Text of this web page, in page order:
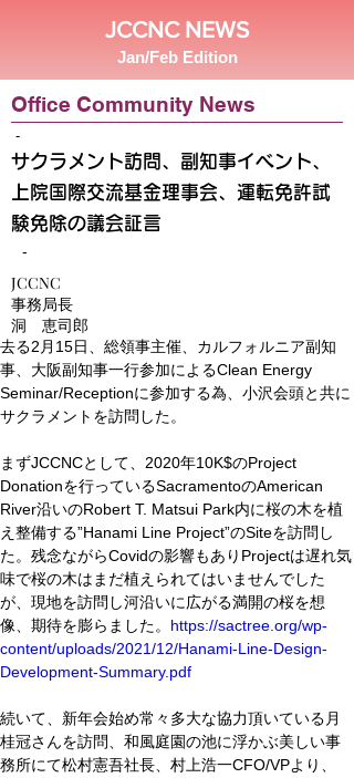
JCCNC NEWS
Jan/Feb Edition
Office Community News
-
サクラメント訪問、副知事イベント、
上院国際交流基金理事会、運転免許試
験免除の議会証言
-
JCCNC
事務局長
洞 恵司郎
去る2月15日、総領事主催、カルフォルニア副知
事、大阪副知事一行参加によるClean Energy
Seminar/Receptionに参加する為、小沢会頭と共に
サクラメントを訪問した。
まずJCCNCとして、2020年10K$のProject
Donationを行っているSacramentoのAmerican
River沿いのRobert T. Matsui Park内に桜の木を植
え整備する”Hanami Line Project”のSiteを訪問し
た。残念ながらCovidの影響もありProjectは遅れ気
味で桜の木はまだ植えられてはいませんでした
が、現地を訪問し河沿いに広がる満開の桜を想
像、期待を膨らました。 https://sactree.org/wp-
content/uploads/2021/12/Hanami-Line-Design-
Development-Summary.pdf
続いて、新年会始め常々多大な協力頂いている月
桂冠さんを訪問、和風庭園の池に浮かぶ美しい事
務所にて松村憲吾社長、村上浩一CFO/VPより、